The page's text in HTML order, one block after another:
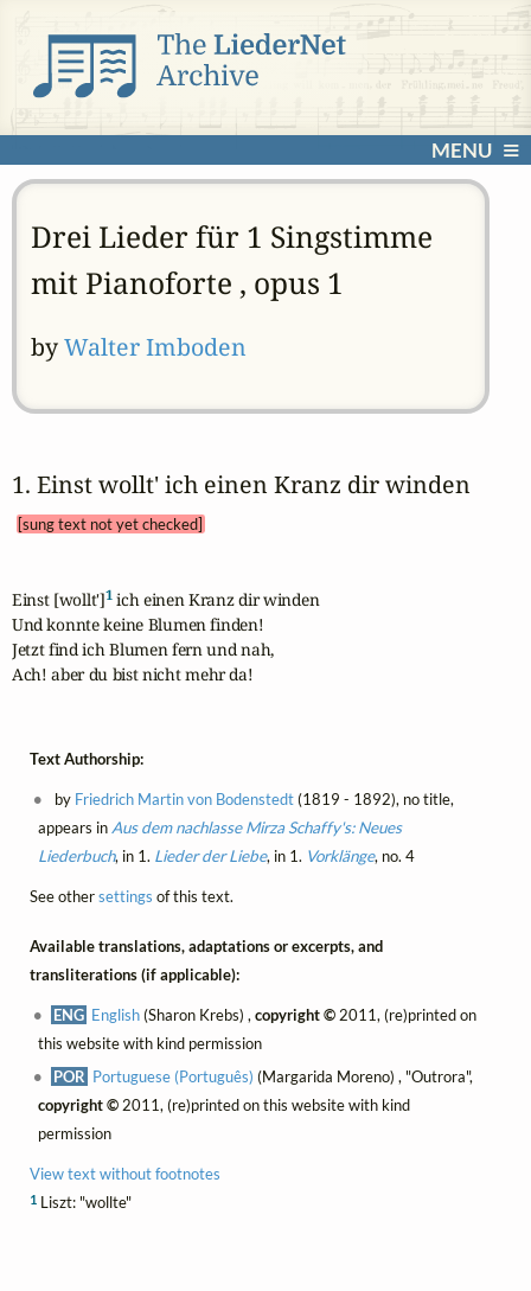
MENU
Drei Lieder für 1 Singstimme
mit Pianoforte , opus 1
byWalter Imboden
1. Einst wollt' ich einen Kranz dir winden
[sung text not yet checked]
Einst [wollt']1 ich einen Kranz dir winden
Und konnte keine Blumen finden!
Jetzt find ich Blumen fern und nah,
Ach! aber du bist nicht mehr da!
Text Authorship:
by Friedrich Martin von Bodenstedt(1819 - 1892), no title,
appears in Aus dem nachlasse Mirza Schaffy's: Neues
Liederbuch, in 1. Lieder der Liebe, in 1. Vorklänge, no. 4
See othersettings of this text.
Available translations, adaptations or excerpts, and
transliterations (if applicable):
ENG English(Sharon Krebs) ,copyright © 2011, (re)printed on
this website with kind permission
POR Portuguese (Português) (Margarida Moreno) , "Outrora",
copyright ©2011, (re)printed on this website with kind
permission
View text without footnotes
1Liszt: "wollte"